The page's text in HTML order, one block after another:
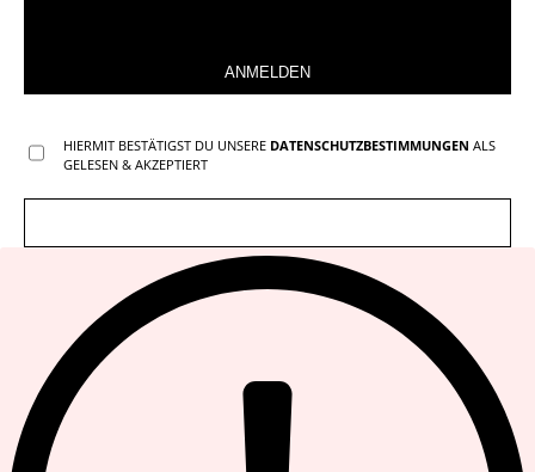
ANMELDEN
HIERMIT BESTÄTIGST DU UNSERE DATENSCHUTZBESTIMMUNGEN ALS
GELESEN & AKZEPTIERT